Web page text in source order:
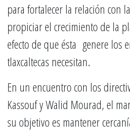
para fortalecer la relación con
propiciar el crecimiento de la
efecto de que ésta genere los
tlaxcaltecas necesitan.
En un encuentro con los
Kassouf y Walid Mourad, el
su objetivo es mantener